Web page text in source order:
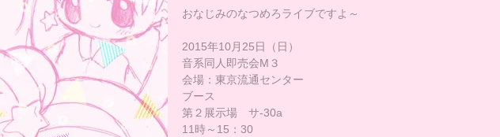
おなじみのなつめろライブですよ～
2015年10月25日（日）
音系同人即売会M３
会場：東京流通センター
ブース
第２展示場　サ-30a
11時～15：30